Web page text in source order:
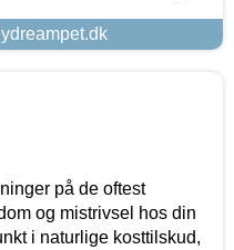
på de oftest
og mistrivsel hos din
i naturlige kosttilskud,